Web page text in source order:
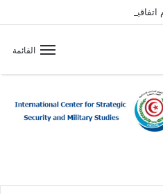
اتفاقية دفاع مشترك
القائمة